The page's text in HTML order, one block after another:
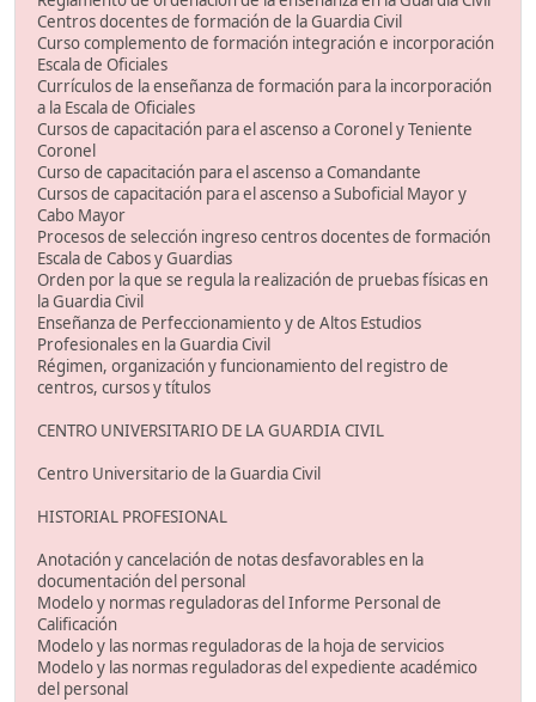
Centros docentes de formación de la Guardia Civil
Curso complemento de formación integración e incorporación
Escala de Oficiales
Currículos de la enseñanza de formación para la incorporación
a la Escala de Oficiales
Cursos de capacitación para el ascenso a Coronel y Teniente
Coronel
Curso de capacitación para el ascenso a Comandante
Cursos de capacitación para el ascenso a Suboficial Mayor y
Cabo Mayor
Procesos de selección ingreso centros docentes de formación
Escala de Cabos y Guardias
Orden por la que se regula la realización de pruebas físicas en
la Guardia Civil
Enseñanza de Perfeccionamiento y de Altos Estudios
Profesionales en la Guardia Civil
Régimen, organización y funcionamiento del registro de
centros, cursos y títulos
CENTRO UNIVERSITARIO DE LA GUARDIA CIVIL
Centro Universitario de la Guardia Civil
HISTORIAL PROFESIONAL
Anotación y cancelación de notas desfavorables en la
documentación del personal
Modelo y normas reguladoras del Informe Personal de
Calificación
Modelo y las normas reguladoras de la hoja de servicios
Modelo y las normas reguladoras del expediente académico
del personal